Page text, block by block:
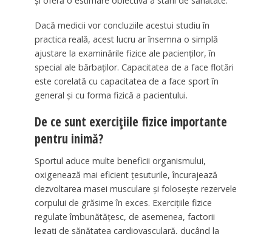
Dacă medicii vor concluziile acestui studiu în
practica reală, acest lucru ar însemna o simplă
ajustare la examinările fizice ale pacienților, în
special ale bărbaților. Capacitatea de a face flotări
este corelată cu capacitatea de a face sport în
general și cu forma fizică a pacientului.
De ce sunt exercițiile fizice importante
pentru inimă?
Sportul aduce multe beneficii organismului,
oxigenează mai eficient țesuturile, încurajează
dezvoltarea masei musculare și folosește rezervele
corpului de grăsime în exces. Exercițiile fizice
regulate îmbunătățesc, de asemenea, factorii
legați de sănătatea cardiovasculară, ducând la